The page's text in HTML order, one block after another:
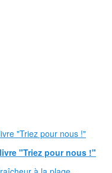
"Triez pour nous !"